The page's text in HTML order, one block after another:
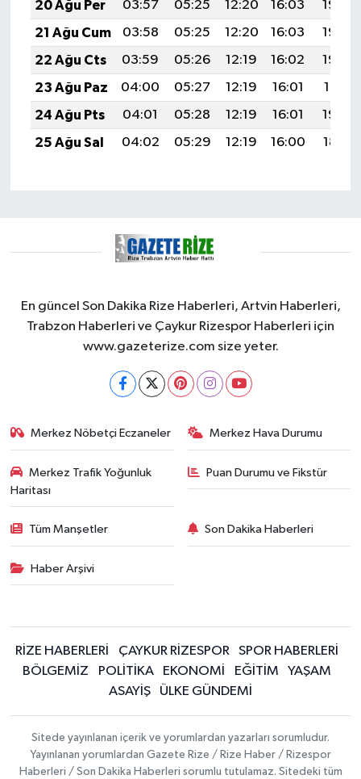
20 Ağu Per
03:57 05:25 12:20 16:03
19:05
21 Ağu Cum
03:58 05:25 12:20 16:03
19:04
22 Ağu Cts
03:59 05:26 12:19 16:02
19:02
23 Ağu Paz
04:00 05:27 12:19 16:01
19:01
24 Ağu Pts
04:01 05:28 12:19 16:01
19:00
25 Ağu Sal
04:02 05:29 12:19 16:00 18:58
En güncel Son Dakika Rize Haberleri, Artvin Haberleri,
Trabzon Haberleri ve Çaykur Rizespor Haberleri için
www.gazeterize.com size yeter.
Merkez Nöbetçi Eczaneler Merkez Hava Durumu
Merkez Trafik Yoğunluk
Haritası
Puan Durumu ve Fikstür
Tüm Manşetler Son Dakika Haberleri
Haber Arşivi
RİZE HABERLERİ ÇAYKUR RİZESPOR
SPOR HABERLERİ
BÖLGEMİZ
POLİTİKA EKONOMİ EĞİTİM
YAŞAM
ASAYİŞ
ÜLKE GÜNDEMİ
Sitede yayınlanan içerik ve yorumlardan yazarları sorumludur.
Yayınlanan yorumlardan Gazete Rize / Rize Haber / Rizespor
Haberleri / Son Dakika Haberleri sorumlu tutulamaz. Sitedeki tüm